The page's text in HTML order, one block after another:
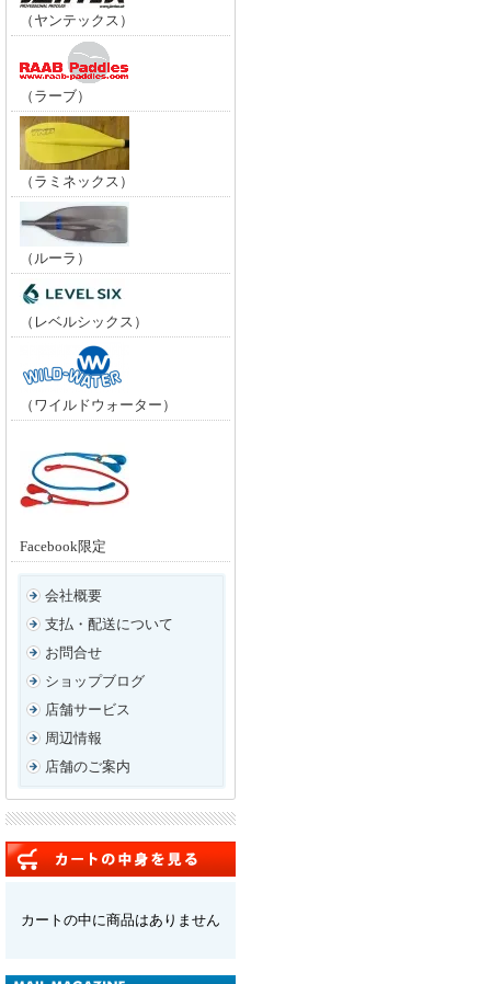
（ヤンテックス）
（ラーブ）
（ラミネックス）
（ルーラ）
（レベルシックス）
（ワイルドウォーター）
Facebook限定
会社概要
支払・配送について
お問合せ
ショップブログ
店舗サービス
周辺情報
店舗のご案内
カートの中に商品はありません